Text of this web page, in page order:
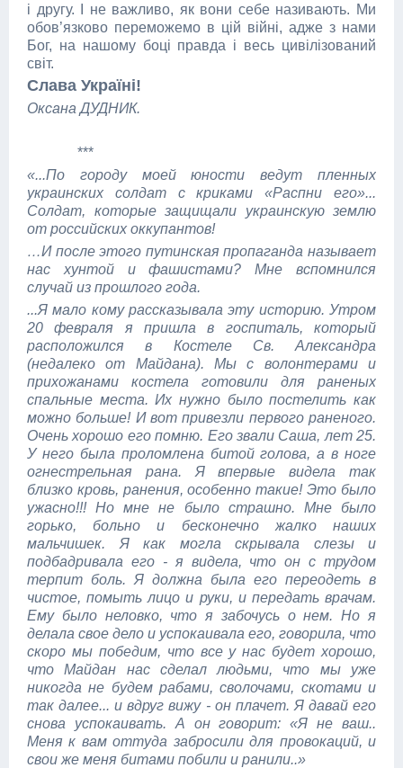
і другу. І не важливо, як вони себе називають. Ми
обов’язково переможемо в цій війні, адже з нами
Бог, на нашому боці правда і весь цивілізований
світ.
Слава Україні!
Оксана ДУДНИК.
***
«...По городу моей юности ведут пленных
украинских солдат с криками «Распни его»...
Солдат, которые защищали украинскую землю
от российских оккупантов!
…И после этого путинская пропаганда называет
нас хунтой и фашистами? Мне вспомнился
случай из прошлого года.
...Я мало кому рассказывала эту историю. Утром
20 февраля я пришла в госпиталь, который
расположился в Костеле Св. Александра
(недалеко от Майдана). Мы с волонтерами и
прихожанами костела готовили для раненых
спальные места. Их нужно было постелить как
можно больше! И вот привезли первого раненого.
Очень хорошо его помню. Его звали Саша, лет 25.
У него была проломлена битой голова, а в ноге
огнестрельная рана. Я впервые видела так
близко кровь, ранения, особенно такие! Это было
ужасно!!! Но мне не было страшно. Мне было
горько, больно и бесконечно жалко наших
мальчишек. Я как могла скрывала слезы и
подбадривала его - я видела, что он с трудом
терпит боль. Я должна была его переодеть в
чистое, помыть лицо и руки, и передать врачам.
Ему было неловко, что я забочусь о нем. Но я
делала свое дело и успокаивала его, говорила, что
скоро мы победим, что все у нас будет хорошо,
что Майдан нас сделал людьми, что мы уже
никогда не будем рабами, сволочами, скотами и
так далее... и вдруг вижу - он плачет. Я давай его
снова успокаивать. А он говорит: «Я не ваш..
Меня к вам оттуда забросили для провокаций, и
свои же меня битами побили и ранили..»